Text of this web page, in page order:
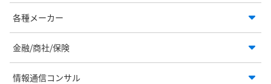
各種メーカー
金融/商社/保険
情報通信コンサル